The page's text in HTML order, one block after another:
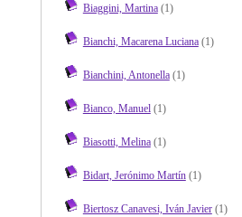
Biaggini, Martina(1)
Bianchi, Macarena Luciana(1)
Bianchini, Antonella(1)
Bianco, Manuel(1)
Biasotti, Melina(1)
Bidart, Jerónimo Martín(1)
Biertosz Canavesi, Iván Javier(1)